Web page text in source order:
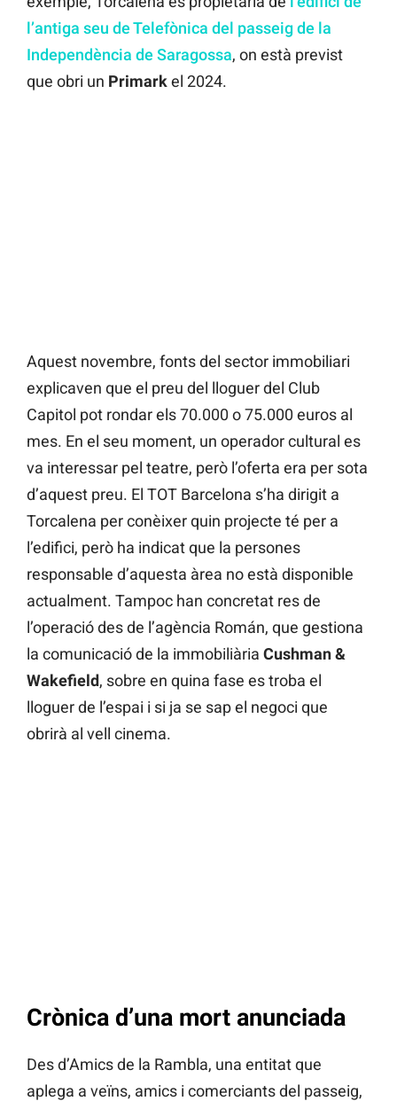
l’antiga seu de Telefònica del passeig de la
Independència de Saragossa, on està previst
que obri un Primarkel 2024.
Aquest novembre, fonts del sector immobiliari
explicaven que el preu del lloguer del Club
Capitol pot rondar els 70.000 o 75.000 euros al
mes. En el seu moment, un operador cultural es
va interessar pel teatre, però l’oferta era per sota
d’aquest preu. El TOT Barcelona s’ha dirigit a
Torcalena per conèixer quin projecte té per a
l’edifici, però ha indicat que la persones
responsable d’aquesta àrea no està disponible
actualment. Tampoc han concretat res de
l’operació des de l’agència Román, que gestiona
la comunicació de la immobiliària Cushman &
Wakefield, sobre en quina fase es troba el
lloguer de l’espai i si ja se sap el negoci que
obrirà al vell cinema.
Crònica d’una mort anunciada
Des d’Amics de la Rambla, una entitat que
aplega a veïns, amics i comerciants del passeig,